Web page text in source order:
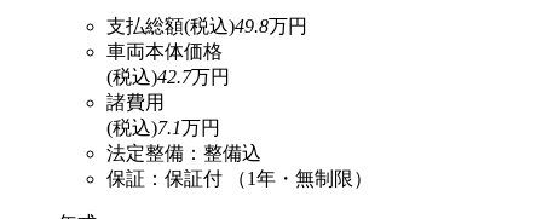
支払総額(税込)49.8万円
車両本体価格
(税込)42.7万円
諸費用
(税込)7.1万円
法定整備：整備込
保証：保証付 （1年・無制限）